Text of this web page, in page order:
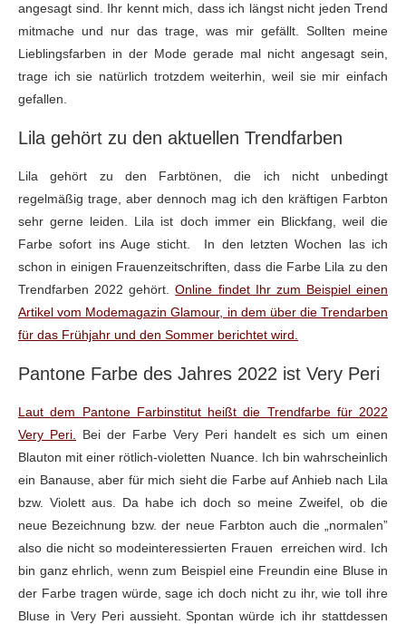
angesagt sind. Ihr kennt mich, dass ich längst nicht jeden Trend
mitmache und nur das trage, was mir gefällt. Sollten meine
Lieblingsfarben in der Mode gerade mal nicht angesagt sein,
trage ich sie natürlich trotzdem weiterhin, weil sie mir einfach
gefallen.
Lila gehört zu den aktuellen Trendfarben
Lila gehört zu den Farbtönen, die ich nicht unbedingt
regelmäßig trage, aber dennoch mag ich den kräftigen Farbton
sehr gerne leiden. Lila ist doch immer ein Blickfang, weil die
Farbe sofort ins Auge sticht. In den letzten Wochen las ich
schon in einigen Frauenzeitschriften, dass die Farbe Lila zu den
Trendfarben 2022 gehört.Online findet Ihr zum Beispiel einen
Artikel vom Modemagazin Glamour, in dem über die Trendarben
für das Frühjahr und den Sommer berichtet wird.
Pantone Farbe des Jahres 2022 ist Very Peri
Laut dem Pantone Farbinstitut heißt die Trendfarbe für 2022
Very Peri.
Bei der Farbe Very Peri handelt es sich um einen
Blauton mit einer rötlich-violetten Nuance. Ich bin wahrscheinlich
ein Banause, aber für mich sieht die Farbe auf Anhieb nach Lila
bzw. Violett aus. Da habe ich doch so meine Zweifel, ob die
neue Bezeichnung bzw. der neue Farbton auch die „normalen”
also die nicht so modeinteressierten Frauen erreichen wird. Ich
bin ganz ehrlich, wenn zum Beispiel eine Freundin eine Bluse in
der Farbe tragen würde, sage ich doch nicht zu ihr, wie toll ihre
Bluse in Very Peri aussieht. Spontan würde ich ihr stattdessen